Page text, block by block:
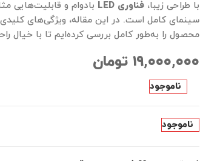
با طراحی زیبا،فناوری LED بادوام و قابلیت‌هایی
سینمای کامل است. در این مقاله، ویژگی‌های
محصول را به‌طور کامل بررسی کرده‌ایم تا با خیال
۱۹,۰۰۰,۰۰۰ تومان
ناموجود
ناموجود